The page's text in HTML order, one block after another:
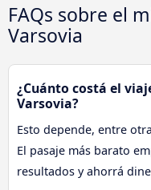
FAQs sobre el
Varsovia
¿Cuánto costá el
Varsovia?
Esto depende, entre
El pasaje más barato
resultados y ahorrá